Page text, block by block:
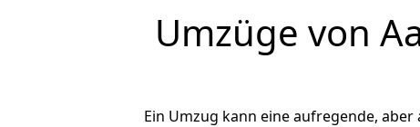
Umzüge von
Ein Umzug kann eine aufregende, aber